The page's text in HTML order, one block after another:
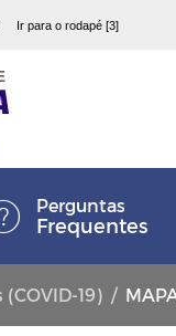
Ir para o rodapé [3]
Perguntas
Frequentes
19)